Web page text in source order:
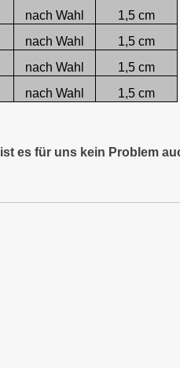
nach Wahl
1,5 cm
nach Wahl
1,5 cm
nach Wahl
1,5 cm
nach Wahl 1,5 cm
es für uns kein Problem